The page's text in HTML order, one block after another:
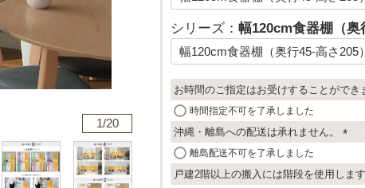
1/20
シリーズ： 幅120cm食器棚（奥
お時間のご指定はお受けすることができ
時間指定不可を了承しました
沖縄・離島への配送は承れません。
必
須
離島配送不可を了承しました
戸建2階以上の搬入には階段を使用します